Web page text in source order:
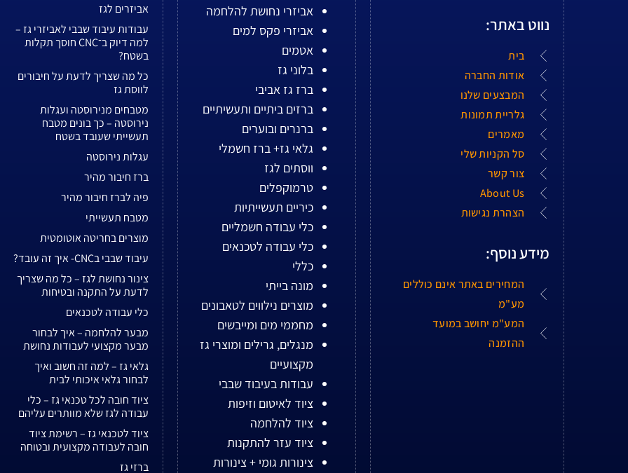
נווט באתר:
בית
אודות החברה
המבצעים שלנו
גלריית תמונות
מאמרים
סל הקניות שלי
צור קשר
About Us
הצהרת נגישות
מידע נוסף:
המחירים באתר אינם כוללים
מע"מ
המע"מ יחושב במועד
ההזמנה
אביזרי נחושת להלחמה
אביזרי פקס למים
אטמים
בלוני גז
ברז גז אביבי
ברזים ביתיים ותעשיתיים
ברנרים ובוערים
גלאי גז+ ברז חשמלי
ווסתים לגז
טרמוקפלים
כיריים תעשייתיות
כלי עבודה חשמליים
כלי עבודה לטכנאים
כללי
מונה בייתי
מוצרים נילווים לטאבונים
מחממי מים ומייבשים
מנגלים, גרילים ומוצרי גז
מקצועיים
עבודות בעיבוד שבבי
ציוד לאיטום וזיפות
ציוד להלחמה
ציוד עזר להתקנות
צינורות גומי + צינורות
אביזרים לגז
עבודות עיבוד שבבי לאביזרי גז –
למה דיוק ב־CNC חוסך תקלות
בשטח?
כל מה שצריך לדעת על חיבורים
לווסת גז
מטבחים מנירוסטה ועגלות
נירוסטה – כך בונים מטבח
תעשייתי שעובד בשטח
עגלות נירוסטה
ברז חיבור מהיר
פיה לברז חיבור מהיר
מטבח תעשייתי
מוצרים בחריטה אוטומטית
עיבוד שבבי בCNC- איך זה עובד?
צינור נחושת לגז – כל מה שצריך
לדעת על התקנה ובטיחות
כלי עבודה לטכנאים
מבער להלחמה – איך לבחור
מבער מקצועי לעבודות נחושת
גלאי גז – למה זה חשוב ואיך
לבחור גלאי איכותי לבית
ציוד חובה לכל טכנאי גז – כלי
עבודה לגז שלא מוותרים עליהם
ציוד לטכנאי גז – רשימת ציוד
חובה לעבודה מקצועית ובטוחה
ברזי גז